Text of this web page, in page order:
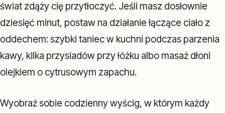
świat zdąży cię przytłoczyć. Jeśli masz dosłownie
dziesięć minut, postaw na działanie łączące ciało z
oddechem: szybki taniec w kuchni podczas parzenia
kawy, kilka przysiadów przy łóżku albo masaż dłoni
olejkiem o cytrusowym zapachu.
Wyobraź sobie codzienny wyścig, w którym każdy